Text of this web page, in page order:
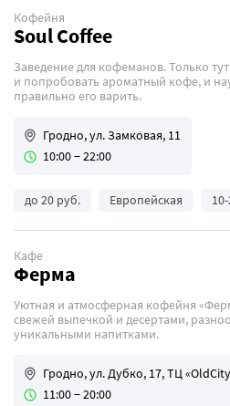
Кофейня
Soul Coffee
Заведение для кофеманов. Только
и попробовать ароматный кофе, и
правильно его варить.
Гродно, ул. Замковая, 11
10:00 − 22:00
до 20 руб. Европейская
Кафе
Ферма
Уютная и атмосферная кофейня
свежей выпечкой и десертами,
уникальными напитками.
Гродно, ул. Дубко, 17, ТЦ
11:00 − 20:00